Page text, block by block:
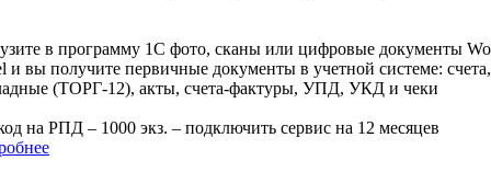
в программу 1С фото, сканы или цифровые документы
и вы получите первичные документы в учетной системе: счета,
(ТОРГ-12), акты, счета-фактуры, УПД, УКД и чеки
на РПД – 1000 экз. – подключить сервис на 12 месяцев